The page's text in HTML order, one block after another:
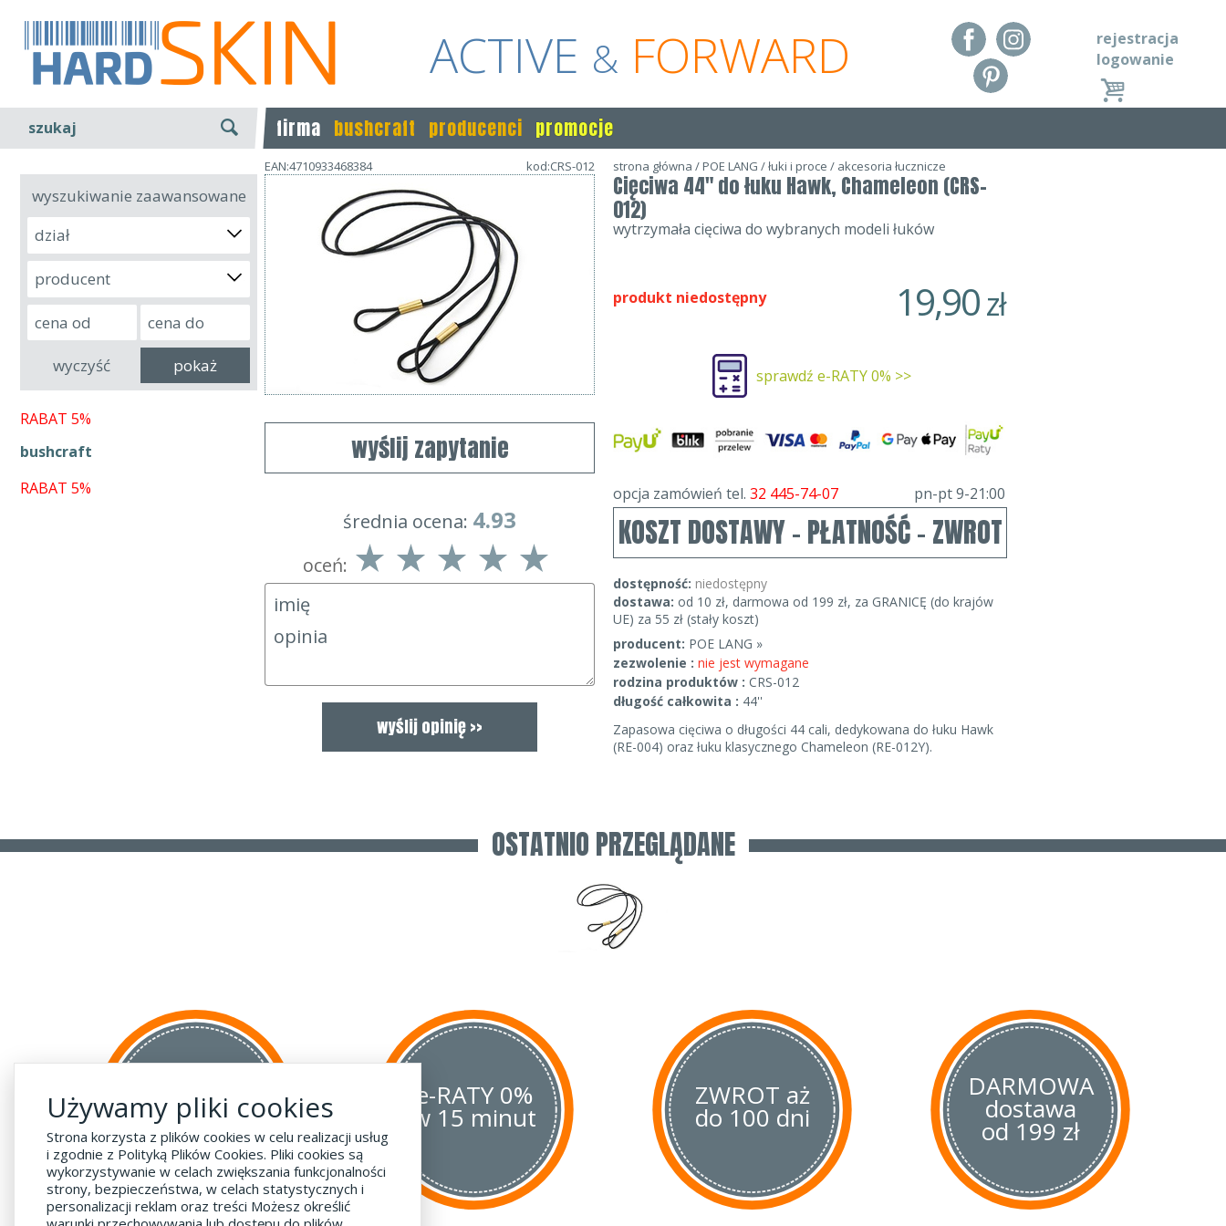
ACTIVE & FORWARD
rejestracja
logowanie
szukaj firma bushcraft producenci promocje
wyszukiwanie zaawansowane
dział
producent
RABAT 5%
bushcraft
RABAT 5%
EAN:4710933468384 kod:CRS-012
wyślij zapytanie
średnia ocena: 4.93
oceń:
strona główna /POE LANG /łuki i proce / akcesoria łucznicze
Cięciwa 44" do łuku Hawk, Chameleon (CRS-
012)
wytrzymała cięciwa do wybranych modeli łuków
19,90zł
produkt niedostępny
sprawdź e-RATY 0% >>
opcja zamówień tel. 32 445-74-07 pn-pt 9-21:00
KOSZT DOSTAWY - PŁATNOŚĆ - ZWROT
dostępność: niedostępny
dostawa: od 10 zł, darmowa od 199 zł, za GRANICĘ (do krajów
UE) za 55 zł (stały koszt)
producent: POE LANG »
zezwolenie : nie jest wymagane
rodzina produktów : CRS-012
długość całkowita : 44''
Zapasowa cięciwa o długości 44 cali, dedykowana do łuku Hawk
(RE-004) oraz łuku klasycznego Chameleon (RE-012Y).
OSTATNIO PRZEGLĄDANE
do krajów UE
za 55 zł
e-RATY 0%
w 15 minut
ZWROT aż
do 100 dni
DARMOWA
dostawa
od 199 zł
Używamy pliki cookies
Strona korzysta z plików cookies w celu realizacji usług
i zgodnie z Polityką Plików Cookies. Pliki cookies są
wykorzystywanie w celach zwiększania funkcjonalności
strony, bezpieczeństwa, w celach statystycznych i
personalizacji reklam oraz treści Możesz określić